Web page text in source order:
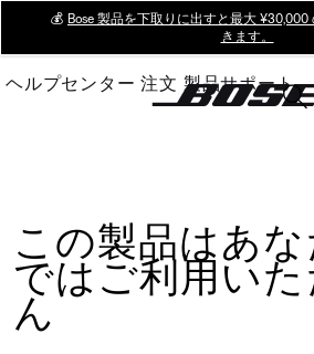
Main
💰 Bose 製品を下取りに出すと最大
きます。
ヘルプセンター 注文 製品サポート
この製品はあ
ではご利用い
ん